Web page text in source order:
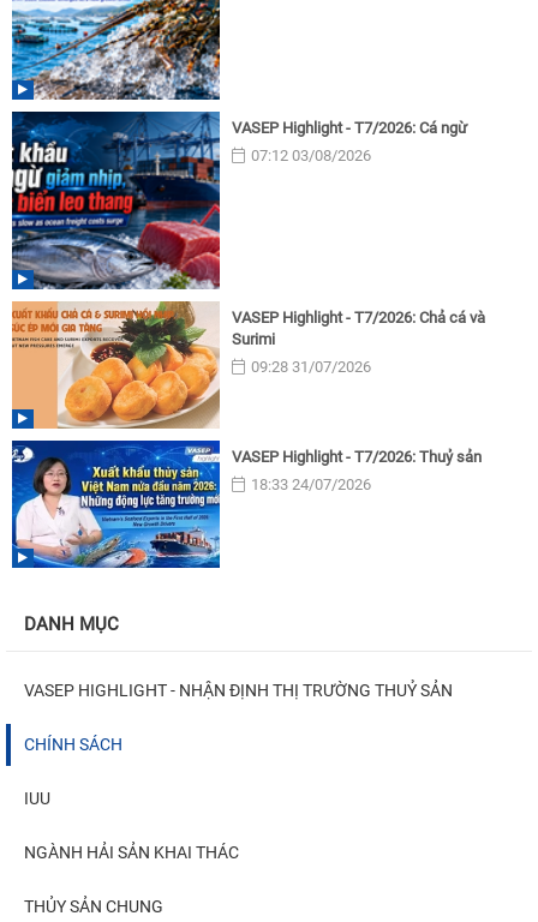
VASEP Highlight - T7/2026: Cá ngừ
07:12 03/08/2026
VASEP Highlight - T7/2026: Chả cá và
Surimi
09:28 31/07/2026
VASEP Highlight - T7/2026: Thuỷ sản
18:33 24/07/2026
DANH MỤC
VASEP HIGHLIGHT - NHẬN ĐỊNH THỊ TRƯỜNG THUỶ SẢN
CHÍNH SÁCH
IUU
NGÀNH HẢI SẢN KHAI THÁC
THỦY SẢN CHUNG